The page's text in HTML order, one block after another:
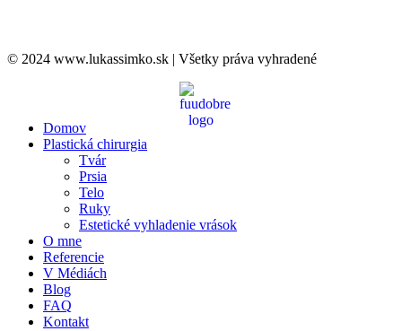
© 2024 www.lukassimko.sk | Všetky práva vyhradené
Domov
Plastická chirurgia
Tvár
Prsia
Telo
Ruky
Estetické vyhladenie vrások
O mne
Referencie
V Médiách
Blog
FAQ
Kontakt